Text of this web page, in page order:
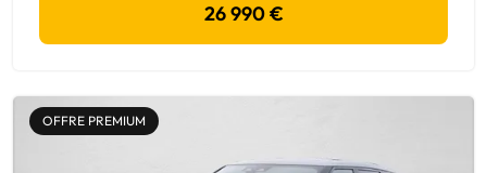
26 990 €
OFFRE PREMIUM